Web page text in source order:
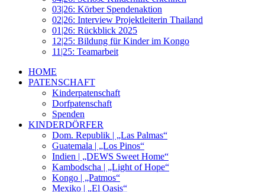
03|26: Körber Spendenaktion
02|26: Interview Projektleiterin Thailand
01|26: Rückblick 2025
12|25: Bildung für Kinder im Kongo
11|25: Teamarbeit
HOME
PATENSCHAFT
Kinderpatenschaft
Dorfpatenschaft
Spenden
KINDERDÖRFER
Dom. Republik | „Las Palmas“
Guatemala | „Los Pinos“
Indien | „DEWS Sweet Home“
Kambodscha | „Light of Hope“
Kongo | „Patmos“
Mexiko | „El Oasis“